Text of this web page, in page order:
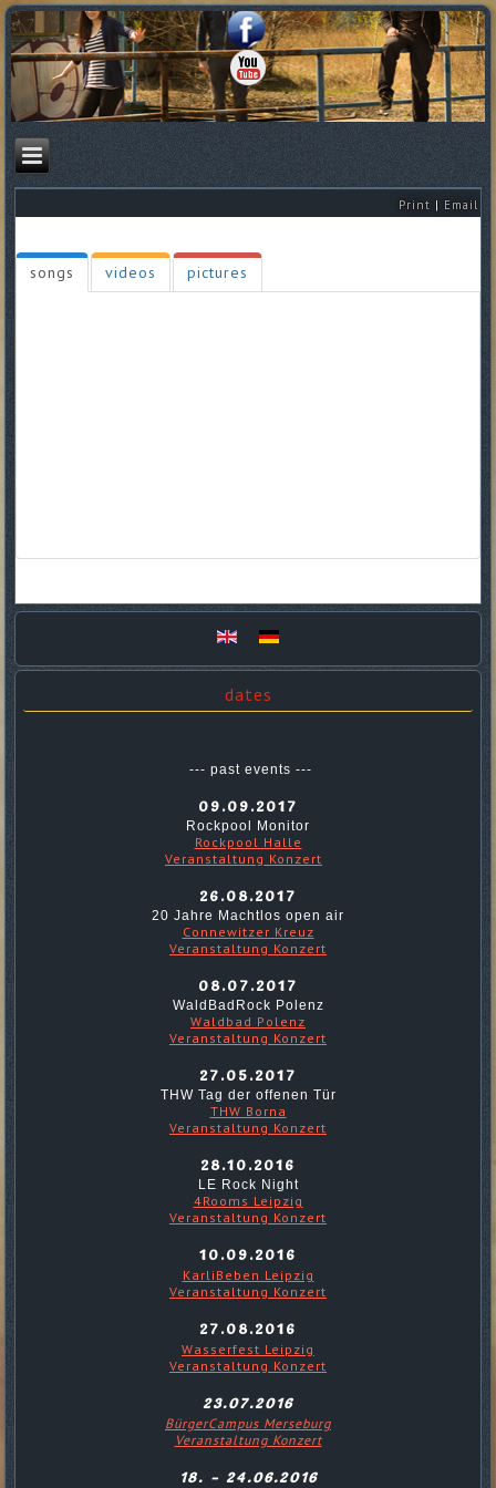
Print | Email
songs videos pictures
dates
--- past events ---
09.09.2017
Rockpool Monitor
Rockpool Halle
Veranstaltung Konzert
26.08.2017
20 Jahre Machtlos open air
Connewitzer Kreuz
Veranstaltung Konzert
08.07.2017
WaldBadRock Polenz
Waldbad Polenz
Veranstaltung Konzert
27.05.2017
THW Tag der offenen Tür
THW Borna
Veranstaltung Konzert
28.10.2016
LE Rock Night
4Rooms Leipzig
Veranstaltung Konzert
10.09.2016
KarliBeben Leipzig
Veranstaltung Konzert
27.08.2016
Wasserfest Leipzig
Veranstaltung Konzert
23.07.2016
BürgerCampus Merseburg
Veranstaltung Konzert
18. - 24.06.2016